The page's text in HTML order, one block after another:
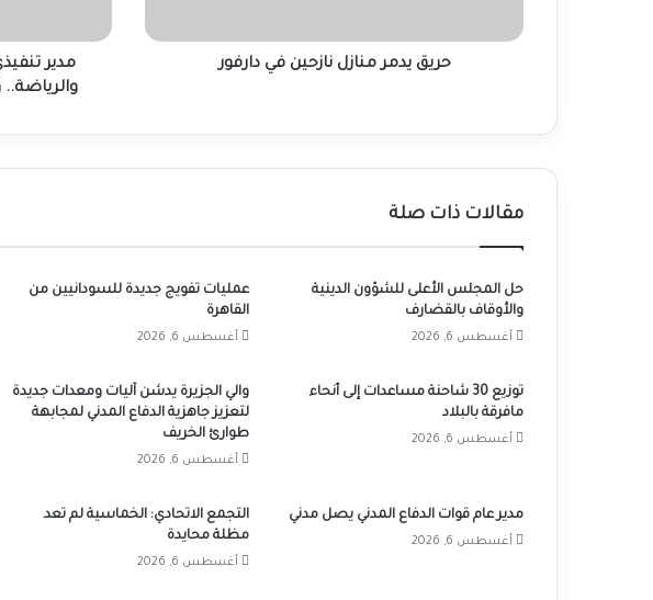
حريق يدمر منازل نازحين في دارفور
ويكشف
الاستاد
مدير
مقالات ذات صلة
حل المجلس الأعلى للشؤون الدينية
والأوقاف بالقضارف
أغسطس 6, 2026
عمليات تفويج جديدة للسودانيين من
القاهرة
أغسطس 6, 2026
توزيع 30 شاحنة مساعدات إلى أنحاء
مافرقة بالبلاد
أغسطس 6, 2026
والي الجزيرة يدشن آليات ومعدات جديدة
لتعزيز جاهزية الدفاع المدني لمجابهة
طوارئ الخريف
أغسطس 6, 2026
مدير عام قوات الدفاع المدني يصل مدني
أغسطس 6, 2026
التجمع الاتحادي: الخماسية لم تعد
مظلة محايدة
أغسطس 6, 2026